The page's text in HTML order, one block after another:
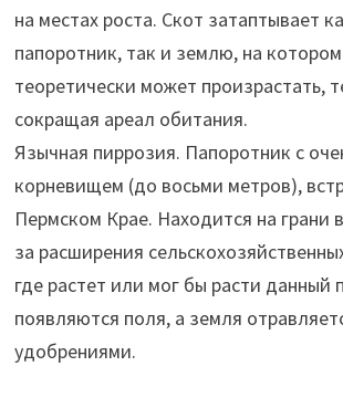
на местах роста. Скот затаптывает
папоротник, так и землю, на
теоретически может произрастать,
сокращая ареал обитания.
Язычная пиррозия. Папоротник с
корневищем (до восьми метров),
Пермском Крае. Находится на грани
за расширения
где растет или мог бы расти данный
появляются поля, а земля
удобрениями.